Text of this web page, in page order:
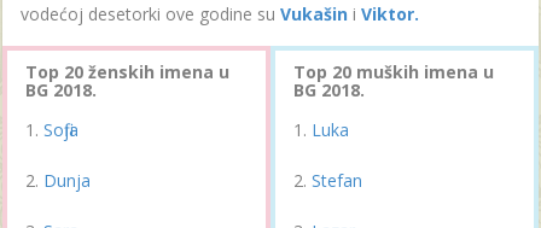
vodećoj desetorki ove godine su Vukašin i Viktor.
Top 20 ženskih imena u
BG 2018.
Sofija
Dunja
Top 20 muških imena u
BG 2018.
Luka
Stefan